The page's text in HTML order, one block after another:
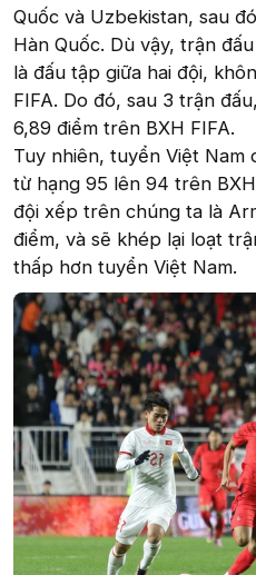
Quốc và Uzbekistan, sau
Hàn Quốc. Dù vậy, trận
là đấu tập giữa hai đội,
FIFA. Do đó, sau 3 trận
6,89 điểm trên BXH FIFA.
Tuy nhiên, tuyển Việt Nam
từ hạng 95 lên 94 trên
đội xếp trên chúng ta là
điểm, và sẽ khép lại loạt
thấp hơn tuyển Việt Nam.